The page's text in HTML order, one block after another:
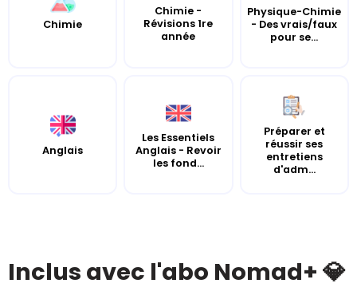
Chimie
Chimie -
Révisions 1re
année
Physique-Chimie
- Des vrais/faux
pour se...
Anglais
Les Essentiels
Anglais - Revoir
les fond...
Préparer et
réussir ses
entretiens
d'adm...
Inclus avec l'abo Nomad+ 💎